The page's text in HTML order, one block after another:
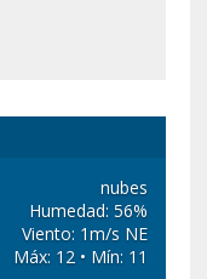
nubes
Humedad: 56%
Viento: 1m/s NE
Máx: 12 • Mín: 11